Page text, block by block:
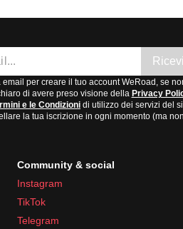
email per creare il tuo account WeRoad, se
di avere preso visione della Privacy
e le Condizioni di utilizzo dei servizi del
la tua iscrizione in ogni momento (ma
Community & social
Instagram
TikTok
Telegram